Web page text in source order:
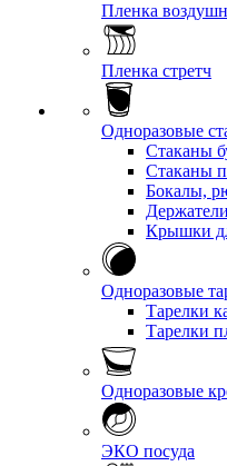
Пленка
Пленка стретч
Одноразовые
Стаканы
Стаканы
Бокалы,
Крышки
Одноразовые
Тарелки
Тарелки
Одноразовые
ЭКО посуда